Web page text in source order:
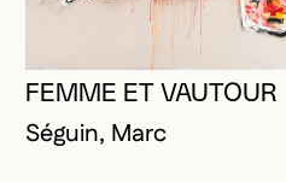
FEMME ET VAUTOUR
Séguin, Marc